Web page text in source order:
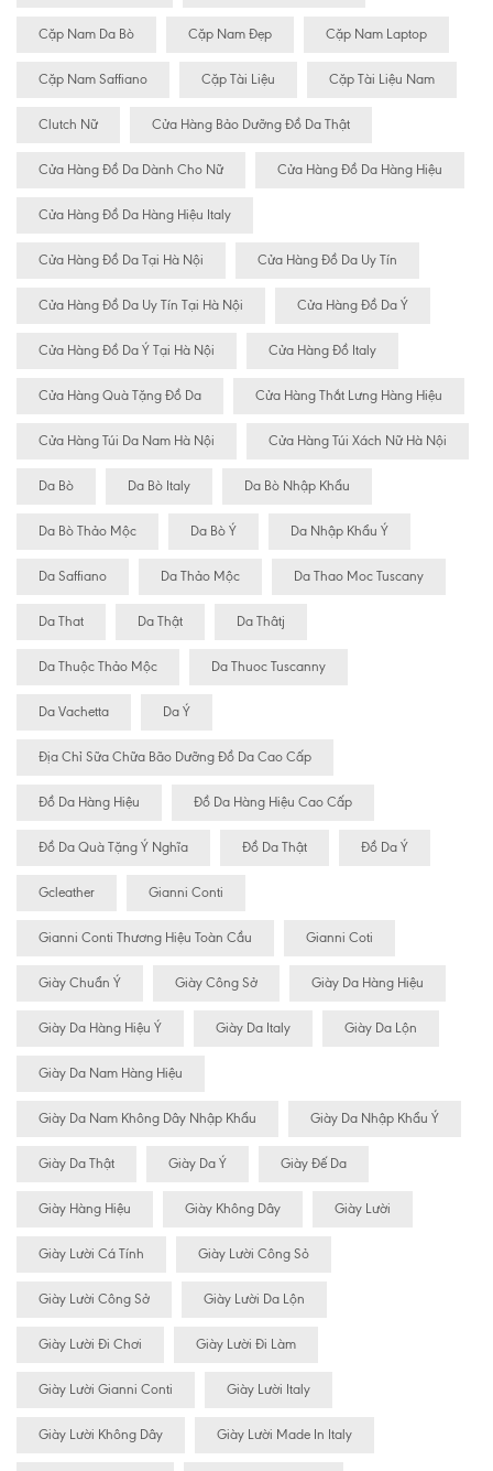
Cặp Nam Da Bò Cặp Nam Đẹp Cặp Nam Laptop
Cặp Nam Saffiano Cặp Tài Liệu Cặp Tài Liệu Nam
Clutch Nữ Cửa Hàng Bảo Dưỡng Đồ Da Thật
Cửa Hàng Đồ Da Dành Cho Nữ Cửa Hàng Đồ Da Hàng Hiệu
Cửa Hàng Đồ Da Hàng Hiệu Italy
Cửa Hàng Đồ Da Tại Hà Nội Cửa Hàng Đồ Da Uy Tín
Cửa Hàng Đồ Da Uy Tín Tại Hà Nội Cửa Hàng Đồ Da Ý
Cửa Hàng Đồ Da Ý Tại Hà Nội Cửa Hàng Đồ Italy
Cửa Hàng Quà Tặng Đồ Da Cửa Hàng Thắt Lưng Hàng Hiệu
Cửa Hàng Túi Da Nam Hà Nội Cửa Hàng Túi Xách Nữ Hà Nội
Da Bò Da Bò Italy Da Bò Nhập Khẩu
Da Bò Thảo Mộc Da Bò Ý Da Nhập Khẩu Ý
Da Saffiano Da Thảo Mộc Da Thao Moc Tuscany
Da That Da Thật Da Thâtj
Da Thuộc Thảo Mộc Da Thuoc Tuscanny
Da Vachetta Da Ý
Địa Chỉ Sữa Chữa Bão Dưỡng Đồ Da Cao Cấp
Đồ Da Hàng Hiệu Đồ Da Hàng Hiệu Cao Cấp
Đồ Da Quà Tặng Ý Nghĩa Đồ Da Thật Đồ Da Ý
Gcleather Gianni Conti
Gianni Conti Thương Hiệu Toàn Cầu Gianni Coti
Giày Chuẩn Ý Giày Công Sở Giày Da Hàng Hiệu
Giày Da Hàng Hiệu Ý Giày Da Italy Giày Da Lộn
Giày Da Nam Hàng Hiệu
Giày Da Nam Không Dây Nhập Khẩu Giày Da Nhập Khẩu Ý
Giày Da Thật Giày Da Ý Giày Đế Da
Giày Hàng Hiệu Giày Không Dây Giày Lười
Giày Lười Cá Tính Giày Lười Công Sỏ
Giày Lười Công Sở Giày Lười Da Lộn
Giày Lười Đi Chơi Giày Lười Đi Làm
Giày Lười Gianni Conti Giày Lười Italy
Giày Lười Không Dây Giày Lười Made In Italy